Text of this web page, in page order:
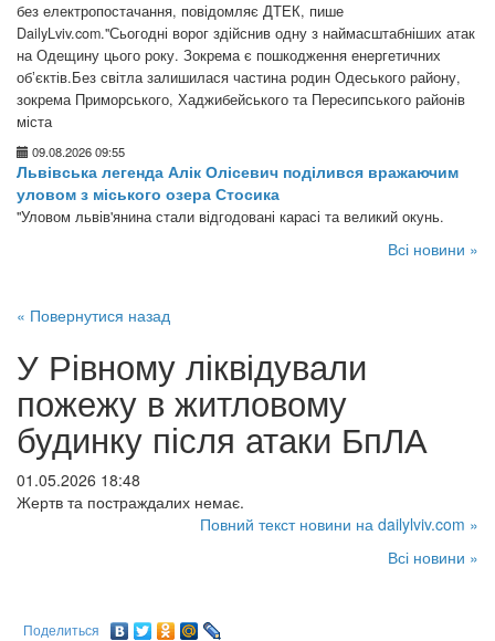
без електропостачання, повідомляє ДТЕК, пише
DailyLviv.com."Сьогодні ворог здійснив одну з наймасштабніших атак
на Одещину цього року. Зокрема є пошкодження енергетичних
обʼєктів.Без світла залишилася частина родин Одеського району,
зокрема Приморського, Хаджибейського та Пересипського районів
міста
09.08.2026 09:55
Львівська легенда Алік Олісевич поділився вражаючим
уловом з міського озера Стосика
"Уловом львів'янина стали відгодовані карасі та великий окунь.
Всі новини »
« Повернутися назад
У Рівному ліквідували
пожежу в житловому
будинку після атаки БпЛА
01.05.2026 18:48
Жертв та постраждалих немає.
Повний текст новини на dailylviv.com »
Всі новини »
Поделиться